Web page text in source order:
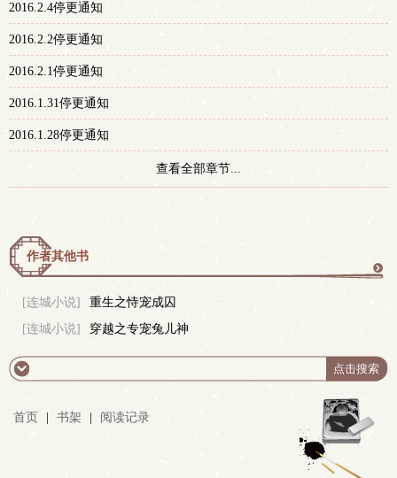
2016.2.4停更通知
2016.2.2停更通知
2016.2.1停更通知
2016.1.31停更通知
2016.1.28停更通知
查看全部章节...
作者其他书
[连城小说]
重生之恃宠成囚
[连城小说]
穿越之专宠兔儿神
首页 书架 阅读记录